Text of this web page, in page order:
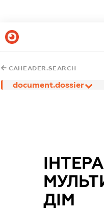
CAHEADER.SEARCH
document.dossier
ДІМ